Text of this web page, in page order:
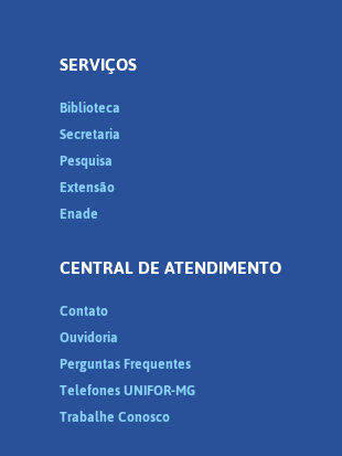
SERVIÇOS
Biblioteca
Secretaria
Pesquisa
Extensão
Enade
CENTRAL DE ATENDIMENTO
Contato
Ouvidoria
Perguntas Frequentes
Telefones UNIFOR-MG
Trabalhe Conosco